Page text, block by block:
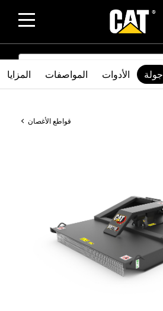
SEARCH
قواطع الأغصان
المزايا المواصفات الأدوات جولة